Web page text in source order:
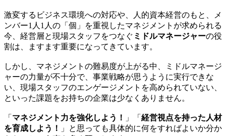
激変するビジネス環境への対応や、人的資本経営のもと、メ
ンバー1人1人の「個」を重視したマネジメントが求められる
今、経営層と現場スタッフをつなぐ ミドルマネージャーの役
割は、ますます重要になってきています。
しかし、マネジメントの難易度が上がる中、ミドルマネージ
ャーの力量が不十分で、事業戦略が思うように実行できな
い、現場スタッフのエンゲージメントを高められていない、
といった課題をお持ちの企業は少なくありません。
「 マネジメント力を強化しよう！ 」「 経営視点を持った人材
を育成しよう！
」と思っても具体的に何をすればよいか分か